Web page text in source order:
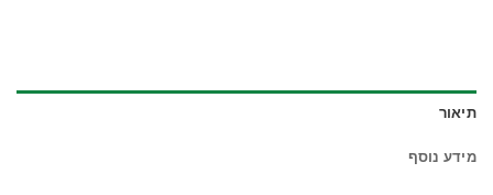
תיאור
מידע נוסף